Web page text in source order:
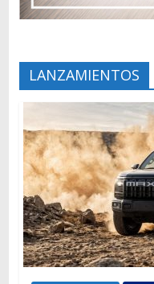
LANZAMIENTOS